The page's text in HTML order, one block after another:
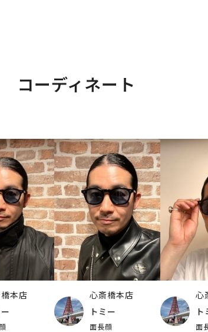
コーディネート
本店
心斎橋本店
トミー
面長顔
心
ト
面